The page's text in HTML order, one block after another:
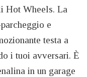
Hot Wheels. La
e
testa a
i tuoi avversari. È
in un garage